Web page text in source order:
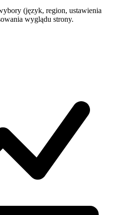
(język, region, ustawienia
wyglądu strony.